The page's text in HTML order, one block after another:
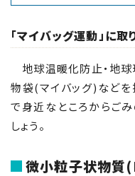
「マイバッグ運動」に取
地球温暖化防止・地球
物袋(マイバッグ)などを
で身近なところからご
しょう。
微小粒子状物質